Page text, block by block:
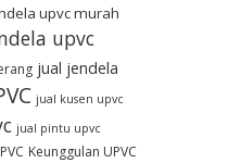
upvc murah
upvc
jual jendela
jual kusen upvc
jual pintu upvc
Keunggulan UPVC